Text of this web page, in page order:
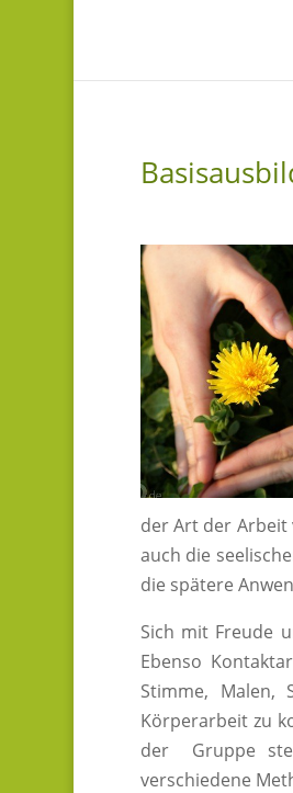
der Art der Arbeit
auch die
die spätere
Sich mit Freude
Ebenso
Stimme,
Körperarbeit zu
der Gruppe
verschiedene